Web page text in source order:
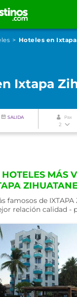
Hoteles en
Ixtapa
SALIDA Pax
2
MÁS
famosos de IXTAPA
relación calidad -